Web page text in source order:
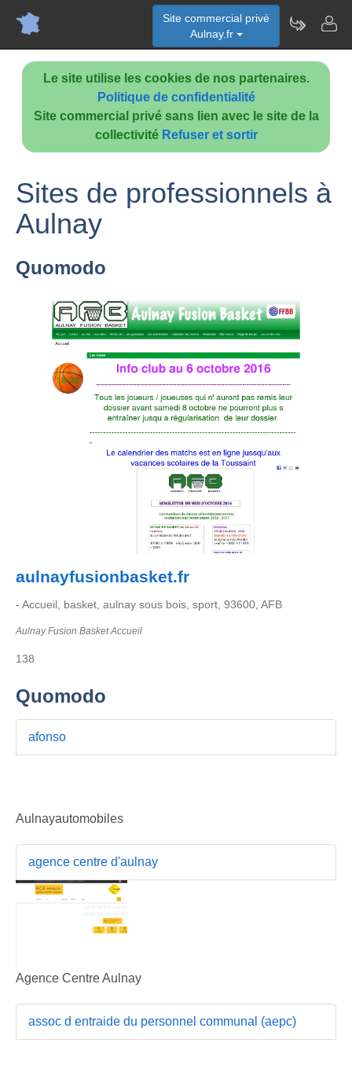
Le site utilise les cookies de nos partenaires.
Politique de confidentialité
Site commercial privé sans lien avec le site de la
collectivité Refuser et sortir
Site commercial privé
Aulnay.fr
Sites de professionnels à
Aulnay
Quomodo
aulnayfusionbasket.fr
- Accueil, basket, aulnay sous bois, sport, 93600, AFB
Aulnay Fusion Basket Accueil
138
Quomodo
afonso
Aulnayautomobiles
agence centre d'aulnay
Agence Centre Aulnay
assoc d entraide du personnel communal (aepc)